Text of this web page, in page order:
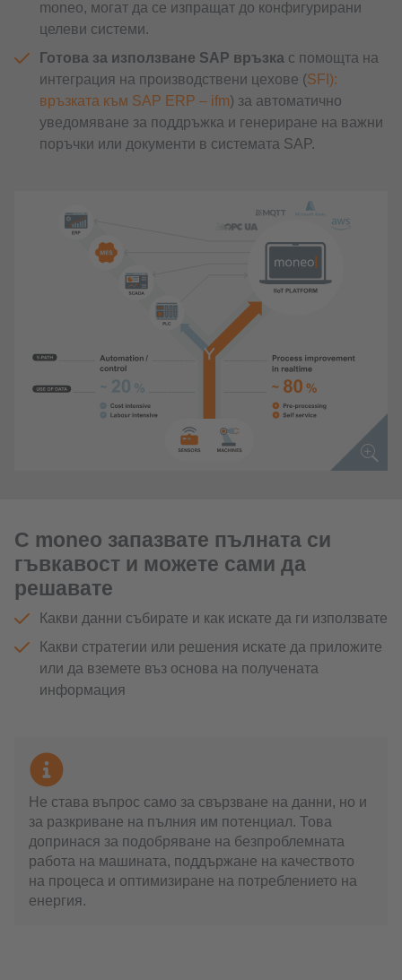
moneo, могат да се изпращат до конфигурирани
целеви системи.
Готова за използване SAP връзка с помощта на
интеграция на производствени цехове (SFI):
връзката към SAP ERP – ifm) за автоматично
уведомяване за поддръжка и генериране на важни
поръчки или документи в системата SAP.
С moneo запазвате пълната си
гъвкавост и можете сами да
решавате
Какви данни събирате и как искате да ги използвате
Какви стратегии или решения искате да приложите
или да вземете въз основа на получената
информация
Не става въпрос само за свързване на данни, но и
за разкриване на пълния им потенциал. Това
допринася за подобряване на безпроблемната
работа на машината, поддържане на качеството
на процеса и оптимизиране на потреблението на
енергия.